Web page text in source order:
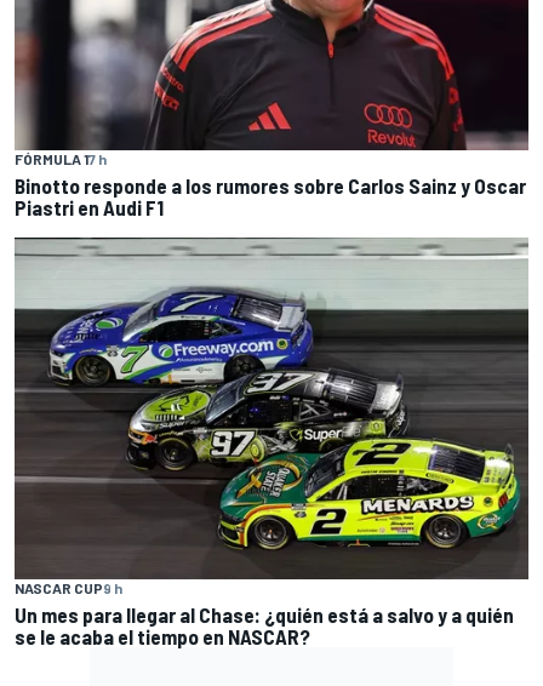
FÓRMULA 17 h
Binotto responde a los rumores sobre Carlos Sainz y Oscar
Piastri en Audi F1
NASCAR CUP9 h
Un mes para llegar al Chase: ¿quién está a salvo y a quién
se le acaba el tiempo en NASCAR?